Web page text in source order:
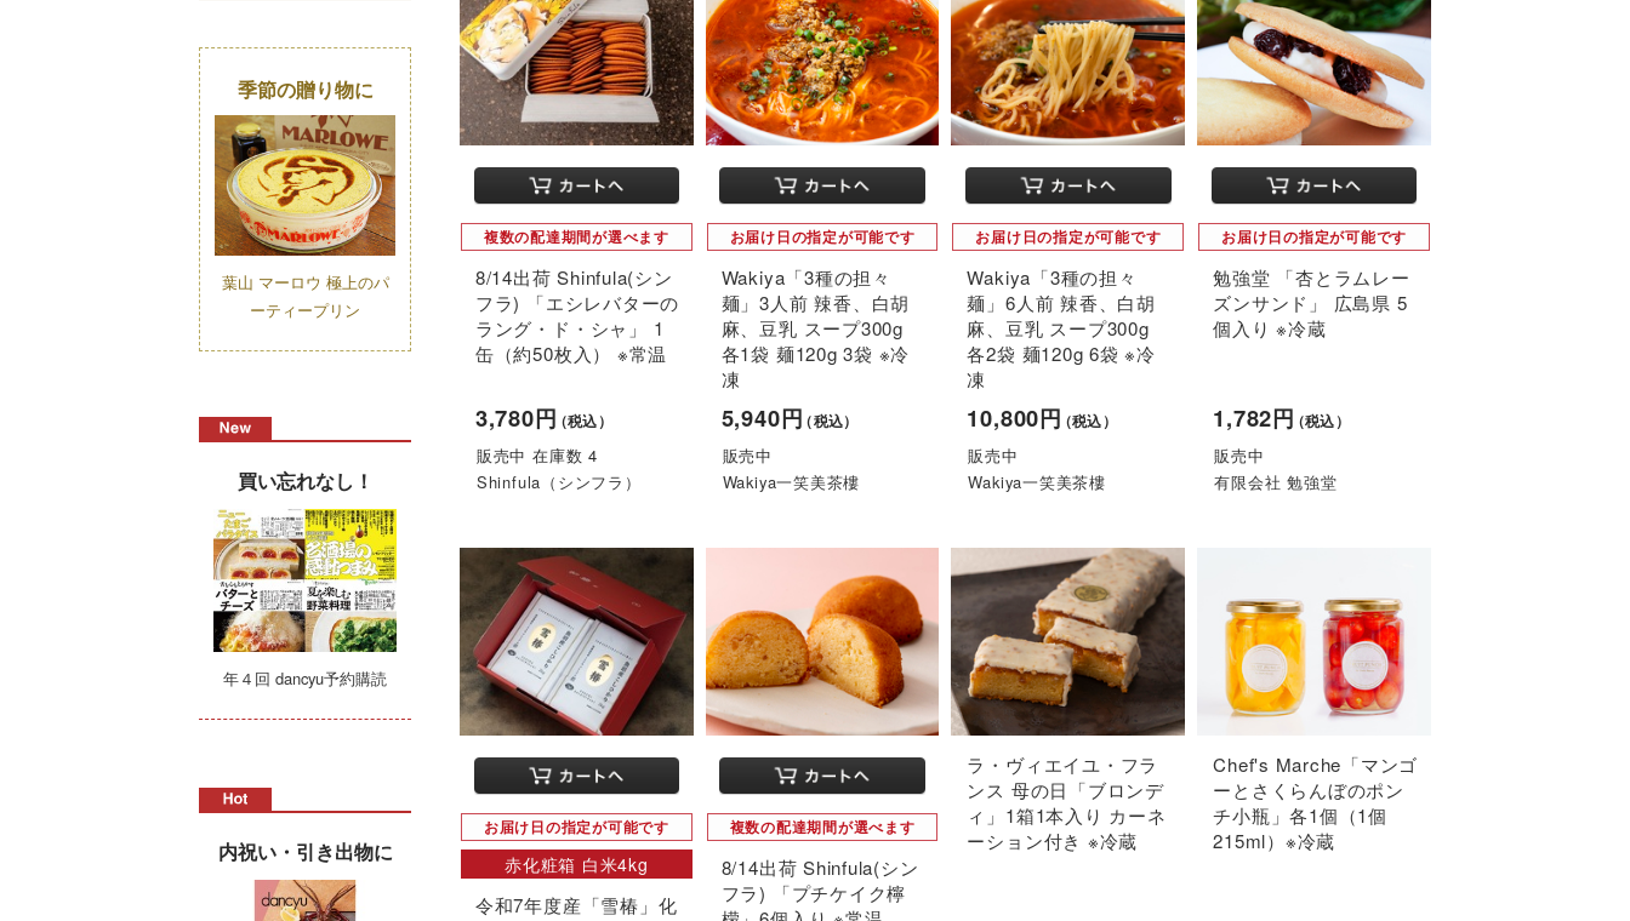
複数の配達期間が選べます
8/14出荷 Shinfula(シン
フラ) 「エシレバターの
ラング・ド・シャ」 1
缶（約50枚入） ※常温
3,780円（税込）
販売中 在庫数 4
Shinfula（シンフラ）
お届け日の指定が可能です
Wakiya「3種の担々
麺」3人前 辣香、白胡
麻、豆乳 スープ300g
各1袋 麺120g 3袋 ※冷
凍
5,940円（税込）
販売中
Wakiya一笑美茶樓
お届け日の指定が可能です
Wakiya「3種の担々
麺」6人前 辣香、白胡
麻、豆乳 スープ300g
各2袋 麺120g 6袋 ※冷
凍
10,800円（税込）
販売中
Wakiya一笑美茶樓
お届け日の指定が可能です
勉強堂 「杏とラムレー
ズンサンド」 広島県 5
個入り ※冷蔵
1,782円（税込）
販売中
有限会社 勉強堂
お届け日の指定が可能です
赤化粧箱 白米4kg
令和7年度産「雪椿」化
複数の配達期間が選べます
8/14出荷 Shinfula(シン
フラ) 「プチケイク檸
ラ・ヴィエイユ・フラ
ンス 母の日「ブロンデ
ィ」1箱1本入り カーネ
ーション付き ※冷蔵
Chef's Marche「マンゴ
ーとさくらんぼのポン
チ小瓶」各1個（1個
215ml）※冷蔵
季節の贈り物に
葉山 マーロウ 極上のパ
ーティープリン
買い忘れなし！
年４回 dancyu予約購読
内祝い・引き出物に